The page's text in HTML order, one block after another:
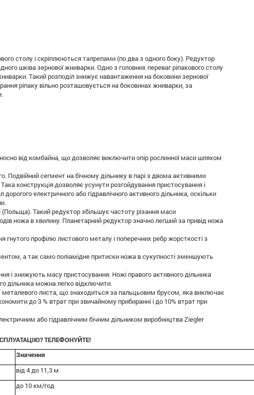
столу і скріплюються талрепами (по два з одного боку). Редуктор
шківа зернової жниварки. Одно з головних переваг ріпакового столу
Такий розподіл знижує навантаження на боковини зернової
ріпаку вільно розташовується на боковинах жниварки, за
від комбайна, що дозволяє виключити опір рослинної маси шляхом
Подвійний сегмент на бічному дільнику в парі з двома активними
конструкція дозволяє усунути розгойдування пристосування і
електричного або гідравлічного активного дільника, оскільки
Такий редуктор збільшує частоту різання маси
ножа в хвилину. Планетарний редуктор значно легший за привід ножа
профілю листового металу і поперечних ребр жорсткості з
а так само поліамідне притиски ножа в сукупності зменшують
і знижують масу пристосування. Ножі правого активного дільника
дільника можна легко відключити.
металевого листа, що знаходиться за пальцьовим брусом, яка виключає
до 3 % втрат при звичайному прибиранні і до 10% втрат при
або гідравлічним бічним дільником виробництва Ziegler
ТЕЛЕФОНУЙТЕ!
Значення
від 4 до 11,3 м
до 10 км/год